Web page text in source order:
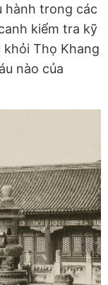
hành trong các
kiểm tra kỹ
Thọ Khang
nào của